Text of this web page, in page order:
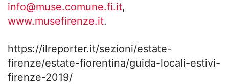
info@muse.comune.fi.it,
www.musefirenze.it.
https://ilreporter.it/sezioni/estate-
firenze/estate-fiorentina/guida-locali-estivi-
firenze-2019/